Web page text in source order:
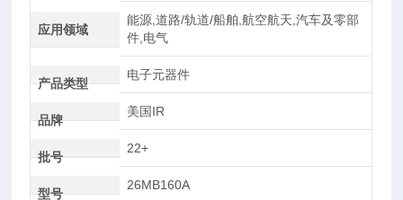
应用领域
能源,道路/轨道/船舶,航空航天,汽车及零部
件,电气
产品类型
电子元器件
品牌
美国IR
批号
22+
型号
26MB160A